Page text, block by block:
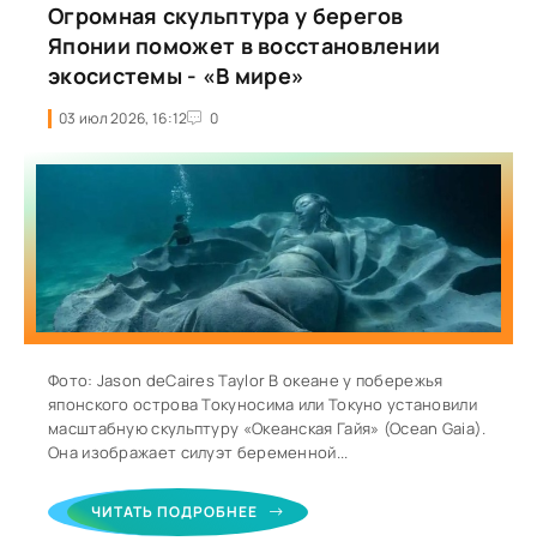
Огромная скульптура у берегов
Японии поможет в восстановлении
экосистемы - «В мире»
03 июл 2026, 16:12 0
Фото: Jason deCaires Taylor В океане у побережья
японского острова Токуносима или Токуно установили
масштабную скульптуру «Океанская Гайя» (Ocean Gaia).
Она изображает силуэт беременной...
ЧИТАТЬ ПОДРОБНЕЕ